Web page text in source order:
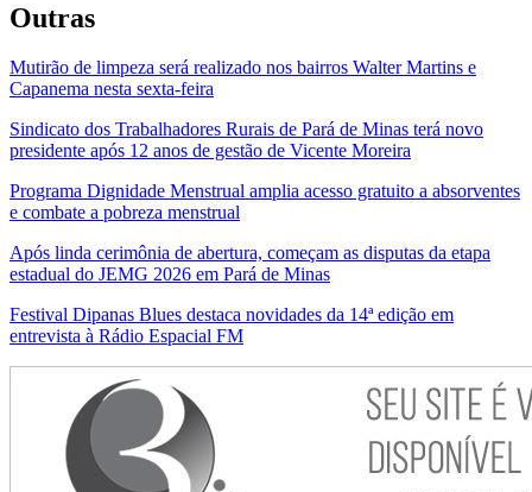
Outras
Mutirão de limpeza será realizado nos bairros Walter Martins e
Capanema nesta sexta-feira
Sindicato dos Trabalhadores Rurais de Pará de Minas terá novo
presidente após 12 anos de gestão de Vicente Moreira
Programa Dignidade Menstrual amplia acesso gratuito a absorventes
e combate a pobreza menstrual
Após linda cerimônia de abertura, começam as disputas da etapa
estadual do JEMG 2026 em Pará de Minas
Festival Dipanas Blues destaca novidades da 14ª edição em
entrevista à Rádio Espacial FM